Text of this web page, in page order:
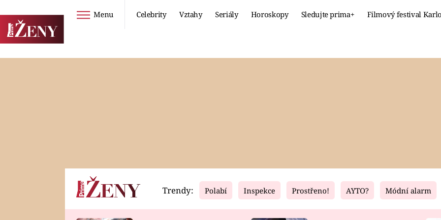
Menu Celebrity Vztahy Seriály Horoskopy Sledujte prima+ Filmový festival
Horoskopy Video Fresh Living
Trendy: Polabí Inspekce Prostřeno! AYTO? Módní alarm